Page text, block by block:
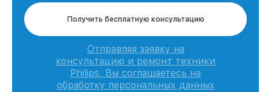
Получить бесплатную консультацию
Отправляя заявку на
консультацию и ремонт техники
Philips, Вы соглашаетесь на
обработку персональных данных